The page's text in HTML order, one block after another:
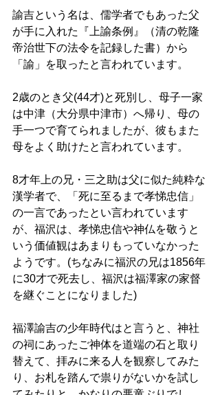
諭吉という名は、儒学者でもあった父
が手に入れた『上諭条例』（清の乾隆
帝治世下の法令を記録した書）から
「諭」を取ったと言われています。
2歳のとき父(44才)と死別し、母子一家
は中津（大分県中津市）へ帰り、母の
手一つで育てられましたが、彼もまた
母をよく助けたと言われています。
8才年上の兄・三之助は父に似た純粋な
漢学者で、「死に至るまで孝悌忠信」
の一言であったとい言われています
が、福沢は、孝悌忠信や神仏を敬うと
いう価値観はあまりもっていなかった
ようです。(ちなみに福沢の兄は1856年
に30才で死去し、福沢は福澤家の家督
を継ぐことになりました)
福澤諭吉の少年時代はと言うと、神社
の祠にあったご神体を道端の石と取り
替えて、拝みに来る人を観察してみた
り、お札を踏んで祟りがないかを試し